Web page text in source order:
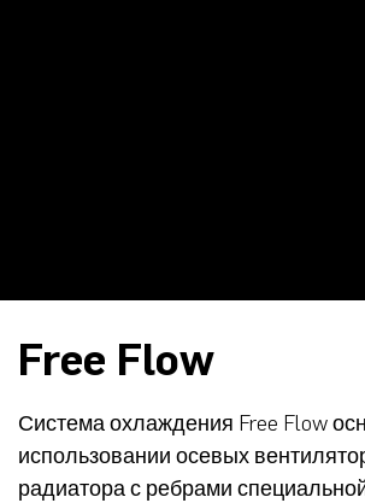
Free Flow
Система охлаждения Free Flow
использовании осевых
радиатора с ребрами